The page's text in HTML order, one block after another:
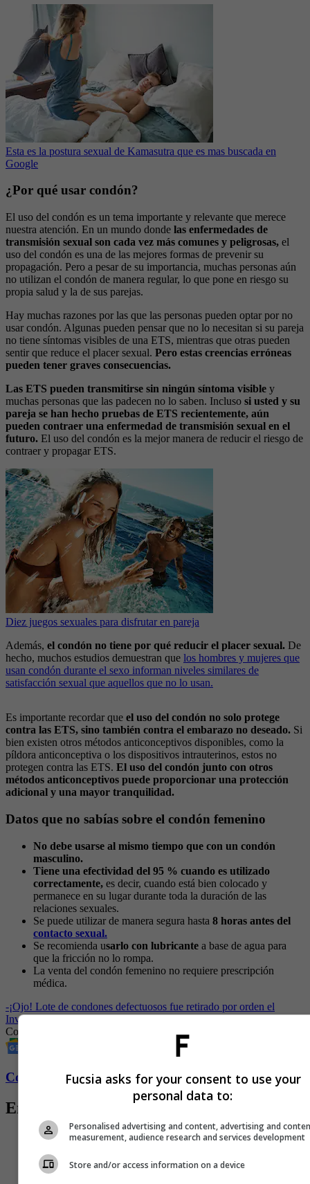
Esta es la postura sexual de Kamasutra que es mas buscada en
Google
¿Por qué usar condón?
El uso del condón es un tema importante y relevante que merece
nuestra atención. En un mundo donde las enfermedades de
transmisión sexual son cada vez más comunes y peligrosas, el
uso del condón es una de las mejores formas de prevenir su
propagación. Pero a pesar de su importancia, muchas personas aún
no utilizan el condón de manera regular, lo que pone en riesgo su
propia salud y la de sus parejas.
Hay muchas razones por las que las personas pueden optar por no
usar condón. Algunas pueden pensar que no lo necesitan si su pareja
no tiene síntomas visibles de una ETS, mientras que otras pueden
sentir que reduce el placer sexual. Pero estas creencias erróneas
pueden tener graves consecuencias.
Las ETS pueden transmitirse sin ningún síntoma visible y
muchas personas que las padecen no lo saben. Incluso si usted y su
pareja se han hecho pruebas de ETS recientemente, aún
pueden contraer una enfermedad de transmisión sexual en el
futuro. El uso del condón es la mejor manera de reducir el riesgo de
contraer y propagar ETS.
Diez juegos sexuales para disfrutar en pareja
Además, el condón no tiene por qué reducir el placer sexual. De
hecho, muchos estudios demuestran que los hombres y mujeres que
usan condón durante el sexo informan niveles similares de
satisfacción sexual que aquellos que no lo usan.
Es importante recordar que el uso del condón no solo protege
contra las ETS, sino también contra el embarazo no deseado. Si
bien existen otros métodos anticonceptivos disponibles, como la
píldora anticonceptiva o los dispositivos intrauterinos, estos no
protegen contra las ETS. El uso del condón junto con otros
métodos anticonceptivos puede proporcionar una protección
adicional y una mayor tranquilidad.
Datos que no sabías sobre el condón femenino
No debe usarse al mismo tiempo que con un condón
masculino.
Tiene una efectividad del 95 % cuando es utilizado
correctamente, es decir, cuando está bien colocado y
permanece en su lugar durante toda la duración de las
relaciones sexuales.
Se puede utilizar de manera segura hasta 8 horas antes del
contacto sexual.
Se recomienda usarlo con lubricante a base de agua para
que la fricción no lo rompa.
La venta del condón femenino no requiere prescripción
médica.
-¡Ojo! Lote de condones defectuosos fue retirado por orden el
Invima
Condón
Conozca más de Fucsia aquí
Entradas relacionadas
Fucsia asks for your consent to use your
personal data to:
Personalised advertising and content, advertising and
measurement, audience research and services development
Store and/or access information on a device